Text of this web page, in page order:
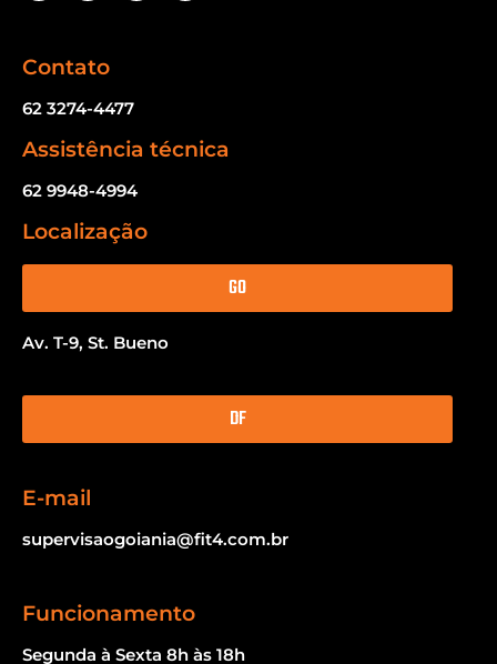
Contato
62 3274-4477
Assistência técnica
62 9948-4994
Localização
GO
Av. T-9, St. Bueno
DF
E-mail
supervisaogoiania@fit4.com.br
Funcionamento
Segunda à Sexta 8h às 18h